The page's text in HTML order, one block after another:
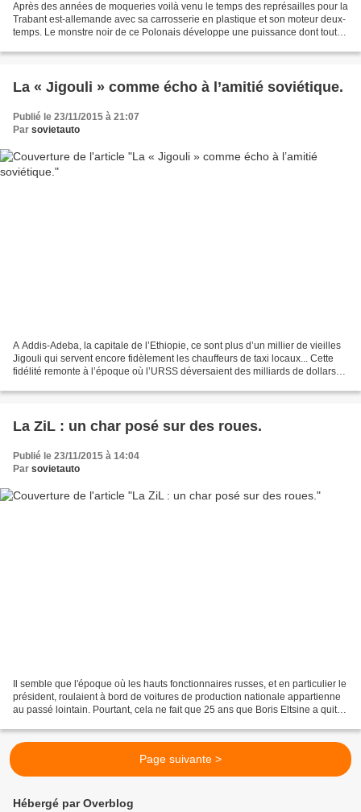
Après des années de moqueries voilà venu le temps des représailles pour la
Trabant est-allemande avec sa carrosserie en plastique et son moteur deux-
temps. Le monstre noir de ce Polonais développe une puissance dont toutes
La « Jigouli » comme écho à l’amitié soviétique.
Publié le 23/11/2015 à 21:07
Par sovietauto
A Addis-Adeba, la capitale de l’Ethiopie, ce sont plus d’un millier de vieilles
Jigouli qui servent encore fidèlement les chauffeurs de taxi locaux... Cette
fidélité remonte à l’époque où l’URSS déversaient des milliards de dollars
La ZiL : un char posé sur des roues.
Publié le 23/11/2015 à 14:04
Par sovietauto
Il semble que l'époque où les hauts fonctionnaires russes, et en particulier le
président, roulaient à bord de voitures de production nationale appartienne
au passé lointain. Pourtant, cela ne fait que 25 ans que Boris Eltsine a quitté
Page suivante >
Hébergé par Overblog